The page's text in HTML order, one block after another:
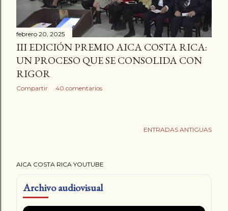
a
d
a
s
febrero 20, 2025
III EDICIÓN PREMIO AICA COSTA RICA:
UN PROCESO QUE SE CONSOLIDA CON
RIGOR
Compartir 40 comentarios
ENTRADAS ANTIGUAS
AICA COSTA RICA YOUTUBE
Archivo audiovisual